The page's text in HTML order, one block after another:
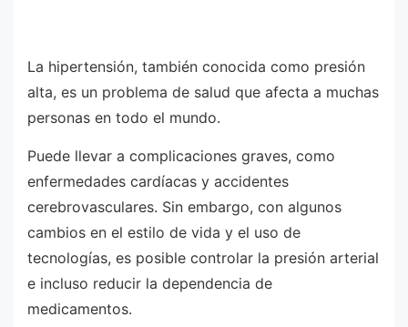
La hipertensión, también conocida como presión
alta, es un problema de salud que afecta a muchas
personas en todo el mundo.
Puede llevar a complicaciones graves, como
enfermedades cardíacas y accidentes
cerebrovasculares. Sin embargo, con algunos
cambios en el estilo de vida y el uso de
tecnologías, es posible controlar la presión arterial
e incluso reducir la dependencia de
medicamentos.